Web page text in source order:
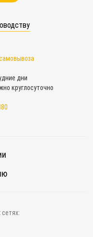
дни
круглосуточно